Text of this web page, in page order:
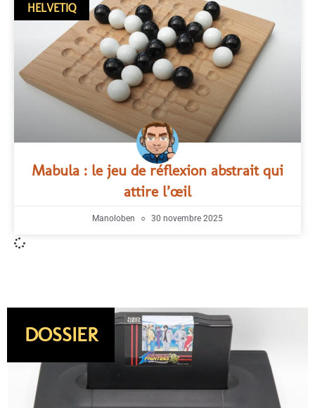
HELVETIQ
Mabula : le jeu de réflexion abstrait qui
attire l’œil
Manoloben 30 novembre 2025
DOSSIER